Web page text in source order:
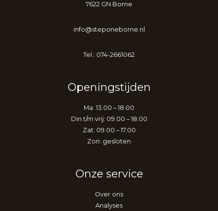
7622 GN Borne
info@steponeborne.nl
Tel.: 074-2661062
Openingstijden
Ma: 13.00 – 18.00
Din t/m vrij: 09.00 – 18.00
Zat: 09.00 – 17.00
Zon: gesloten
Onze service
Over ons
Analyses